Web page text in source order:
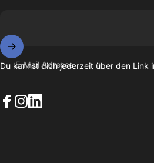
E-Mail Adresse
Du kannst dich jederzeit über den Link